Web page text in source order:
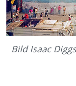
Bild Isaac